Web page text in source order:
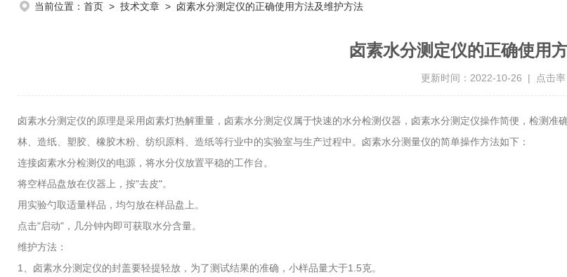
当前位置： 首页 > 技术文章 > 卤素水分测定仪的正确使用方法及维护方法
卤素水分测定仪的正确使用
更新时间：2022-10-26 | 点击率
卤素水分测定仪的原理是采用卤素灯热解重量，卤素水分测定仪属于快速的水分检测仪器，卤素水分测定仪操作简便，检测
林、造纸、塑胶、橡胶木粉、纺织原料、造纸等行业中的实验室与生产过程中。卤素水分测量仪的简单操作方法如下：
连接卤素水分检测仪的电源，将水分仪放置平稳的工作台。
将空样品盘放在仪器上，按"去皮"。
用实验勺取适量样品，均匀放在样品盘上。
点击"启动"，几分钟内即可获取水分含量。
维护方法：
1、卤素水分测定仪的封盖要轻提轻放，为了测试结果的准确，小样品量大于1.5克。